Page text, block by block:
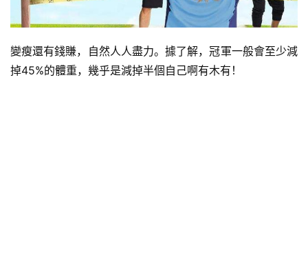
變瘦還有錢賺，自然人人盡力。據了解，冠軍一般會至少減
掉45%的體重，幾乎是減掉半個自己啊有木有！